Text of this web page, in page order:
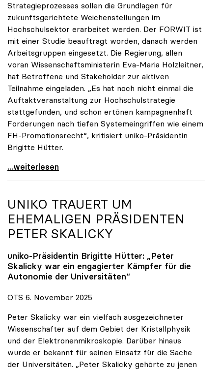
Strategieprozesses sollen die Grundlagen für
zukunftsgerichtete Weichenstellungen im
Hochschulsektor erarbeitet werden. Der FORWIT ist
mit einer Studie beauftragt worden, danach werden
Arbeitsgruppen eingesetzt. Die Regierung, allen
voran Wissenschaftsministerin Eva-Maria Holzleitner,
hat Betroffene und Stakeholder zur aktiven
Teilnahme eingeladen. „Es hat noch nicht einmal die
Auftaktveranstaltung zur Hochschulstrategie
stattgefunden, und schon ertönen kampagnenhaft
Forderungen nach tiefen Systemeingriffen wie einem
FH-Promotionsrecht“, kritisiert uniko-Präsidentin
Brigitte Hütter.
„Deplatzierte Kampagne“: uniko irritiert über
...weiterlesen
UNIKO TRAUERT UM
EHEMALIGEN PRÄSIDENTEN
PETER SKALICKY
uniko-Präsidentin Brigitte Hütter: „Peter
Skalicky war ein engagierter Kämpfer für die
Autonomie der Universitäten“
OTS 6. November 2025
Peter Skalicky war ein vielfach ausgezeichneter
Wissenschafter auf dem Gebiet der Kristallphysik
und der Elektronenmikroskopie. Darüber hinaus
wurde er bekannt für seinen Einsatz für die Sache
der Universitäten. „Peter Skalicky gehörte zu jenen